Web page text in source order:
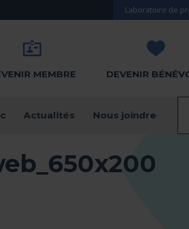
Laboratoire de
MEMBRE DEVENIR
Actualités Nous joindre